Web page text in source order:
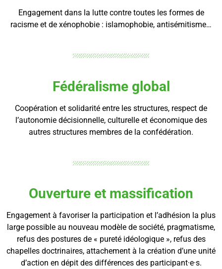
Engagement dans la lutte contre toutes les formes de
racisme et de xénophobie : islamophobie, antisémitisme…
Fédéralisme global
Coopération et solidarité entre les structures, respect de
l’autonomie décisionnelle, culturelle et économique des
autres structures membres de la confédération.
Ouverture et massification
Engagement à favoriser la participation et l’adhésion la plus
large possible au nouveau modèle de société, pragmatisme,
refus des postures de « pureté idéologique », refus des
chapelles doctrinaires, attachement à la création d’une unité
d’action en dépit des différences des participant·e·s.